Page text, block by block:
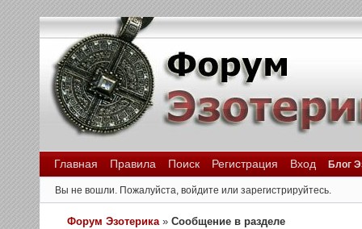
Главная Правила Поиск Регистрация Вход Блог
Вы не вошли. Пожалуйста, войдите или зарегистрируйтесь.
Форум Эзотерика »Сообщение в разделе